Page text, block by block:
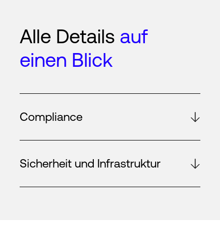
Alle Details auf
einen Blick
Compliance
Sicherheit und Infrastruktur